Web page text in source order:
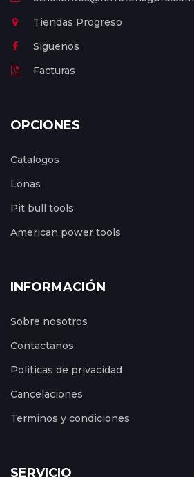
Tiendas Progreso
Siguenos
Facturas
OPCIONES
Catalogos
Lonas
Pit bull tools
American power tools
INFORMACIÓN
Sobre nosotros
Contactanos
Politicas de privacidad
Cancelaciones
Terminos y condiciones
SERVICIO